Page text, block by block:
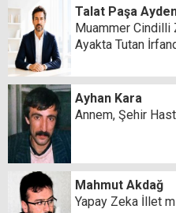
Talat Paşa
Muammer
Ayakta Tutan
Ayhan Kara
Annem, Şehir
Mahmut Akdağ
Yapay Zeka İllet